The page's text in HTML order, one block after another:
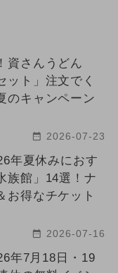
資さんうどん
ット」注文でく
のキャンペーン
2026-07-23
年夏休みにおす
族館」14選！ナ
お得なチケット
2026-07-16
年7月18日・19